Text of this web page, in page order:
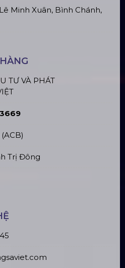
Minh Xuân, Bình Chánh,
TƯ VÀ PHÁT
Trị Đông